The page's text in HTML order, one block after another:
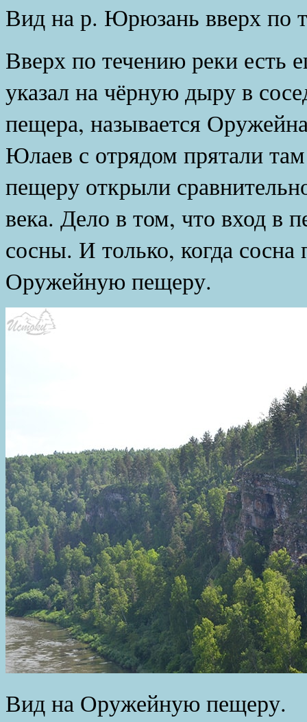
Вид на р. Юрюзань вверх по
Вверх по течению реки есть
указал на чёрную дыру в
пещера, называется
Юлаев с отрядом прятали
пещеру открыли
века. Дело в том, что вход в
сосны. И только, когда сосна
Оружейную пещеру.
Вид на Оружейную пещеру.